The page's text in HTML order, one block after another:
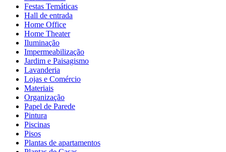
Festas Temáticas
Hall de entrada
Home Office
Home Theater
Iluminação
Impermeabilização
Jardim e Paisagismo
Lavanderia
Lojas e Comércio
Materiais
Organização
Papel de Parede
Pintura
Piscinas
Pisos
Plantas de apartamentos